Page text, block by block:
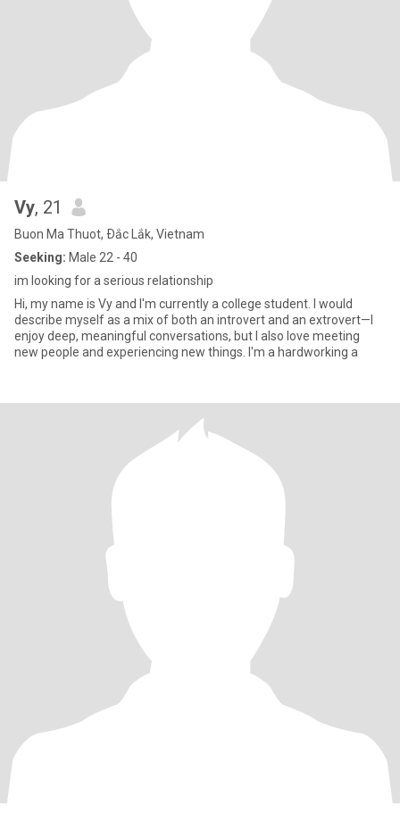
Vy, 21
Buon Ma Thuot, Ðắc Lắk, Vietnam
Seeking: Male 22 - 40
im looking for a serious relationship
Hi, my name is Vy and I'm currently a college student. I would
describe myself as a mix of both an introvert and an extrovert—I
enjoy deep, meaningful conversations, but I also love meeting
new people and experiencing new things. I'm a hardworking a